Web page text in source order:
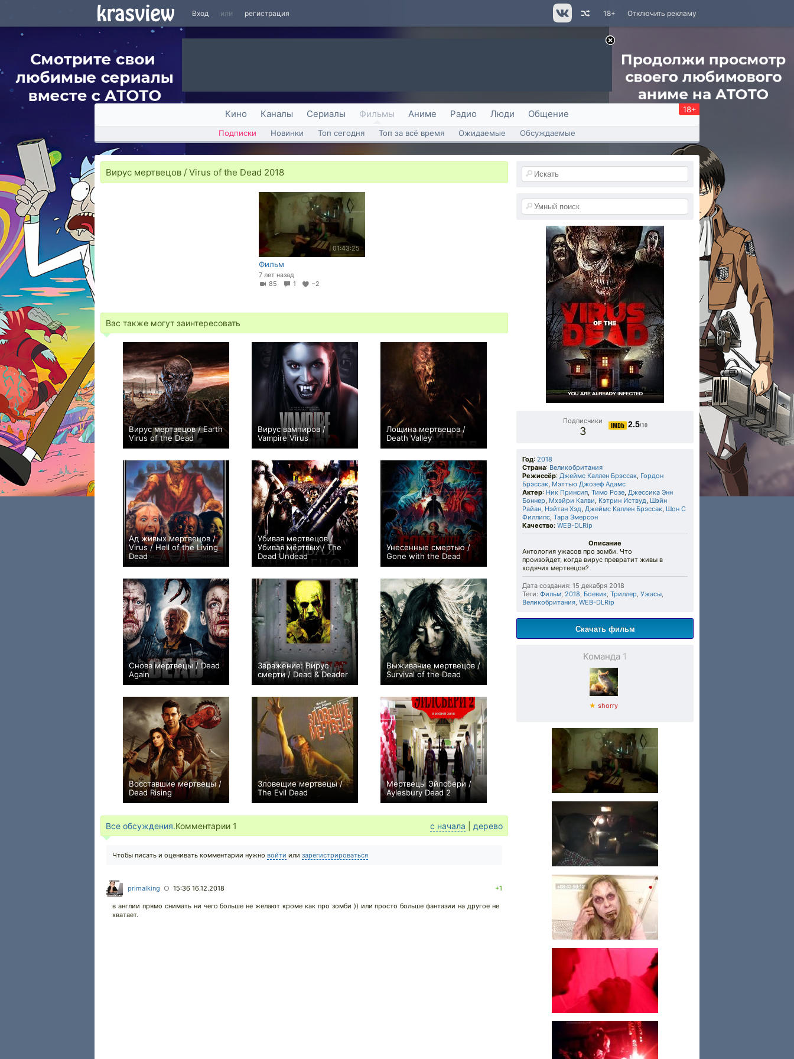
Вход или регистрация Отключить рекламу
18+
Кино Каналы Сериалы Фильмы Аниме Радио Люди Общение 18+
Подписки Новинки Топ сегодня Топ за всё время Ожидаемые Обсуждаемые
Вирус мертвецов / Virus of the Dead 2018
01:43:25
Фильм
7 лет назад
85
1 −2
Вас также могут заинтересовать
Вирус мертвецов / Earth
Virus of the Dead
0
Вирус вампиров /
Vampire Virus
0
Лощина мертвецов /
Death Valley
+1
Ад живых мертвецов /
Virus / Hell of the Living
Dead
0
Убивая мертвецов /
Убивая мёртвых / The
Dead Undead
0
Унесенные смертью /
Gone with the Dead
0
Снова мертвецы / Dead
Again
−3
Заражение: Вирус
смерти / Dead & Deader
+1
Выживание мертвецов /
Survival of the Dead
−3
Восставшие мертвецы /
Dead Rising
+13
Зловещие мертвецы /
The Evil Dead
+43
Мертвецы Эйлсбери /
Aylesbury Dead 2
−1
Все обсуждения.Комментарии 1 с начала дерево
Чтобы писать и оценивать комментарии нужно войти или зарегистрироваться
primalking ○ 15:36 16.12.2018 +1
в англии прямо снимать ни чего больше не желают кроме как про зомби )) или просто больше фантазии на другое не
хватает.
Подписчики
3
2.5/10
Год: 2018
Страна: Великобритания
Режиссёр: Джеймс Каллен Брэссак, Гордон
Брэссак, Мэттью Джозеф Адамс
Актер: Ник Принсип, Тимо Розе, Джессика Энн
Боннер, Мхэйри Калви, Кэтрин Иствуд, Шэйн
Райан, Нэйтан Хэд, Джеймс Каллен Брэссак, Шон С
Филлипс, Тара Эмерсон
Качество: WEB-DLRip
Описание
Антология ужасов про зомби. Что
произойдет, когда вирус превратит живы в
ходячих мертвецов?
Дата создания: 15 декабря 2018
Теги: Фильм, 2018, Боевик, Триллер, Ужасы,
Великобритания, WEB-DLRip
Скачать фильм
Команда 1
★ shorry